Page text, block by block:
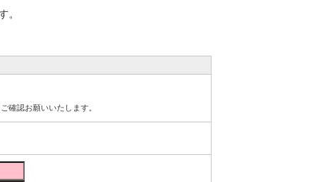
。
確認お願いいたします。